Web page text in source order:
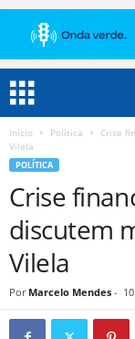
Início Política
Crise
Vilela
POLÍTICA
Crise
discutem
Vilela
Por Marcelo Mendes -